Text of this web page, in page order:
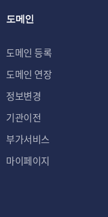
도메인
도메인 등록
도메인 연장
정보변경
기관이전
부가서비스
마이페이지